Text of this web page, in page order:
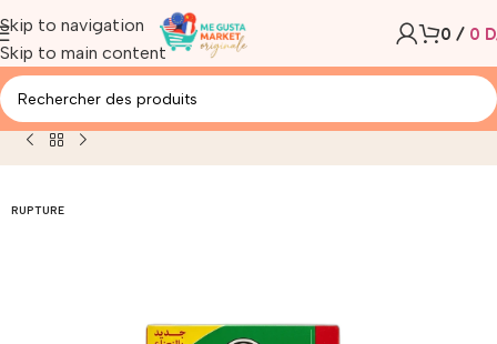
Skip to navigation
Skip to main content
0 / 0
BLACK TEA STRONG FINE TEA WITH MINT 200G
RUPTURE